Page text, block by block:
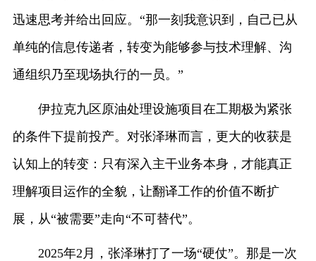
迅速思考并给出回应。“那一刻我意识到，自己已从
单纯的信息传递者，转变为能够参与技术理解、沟
通组织乃至现场执行的一员。”
伊拉克九区原油处理设施项目在工期极为紧张
的条件下提前投产。对张泽琳而言，更大的收获是
认知上的转变：只有深入主干业务本身，才能真正
理解项目运作的全貌，让翻译工作的价值不断扩
展，从“被需要”走向“不可替代”。
2025年2月，张泽琳打了一场“硬仗”。那是一次